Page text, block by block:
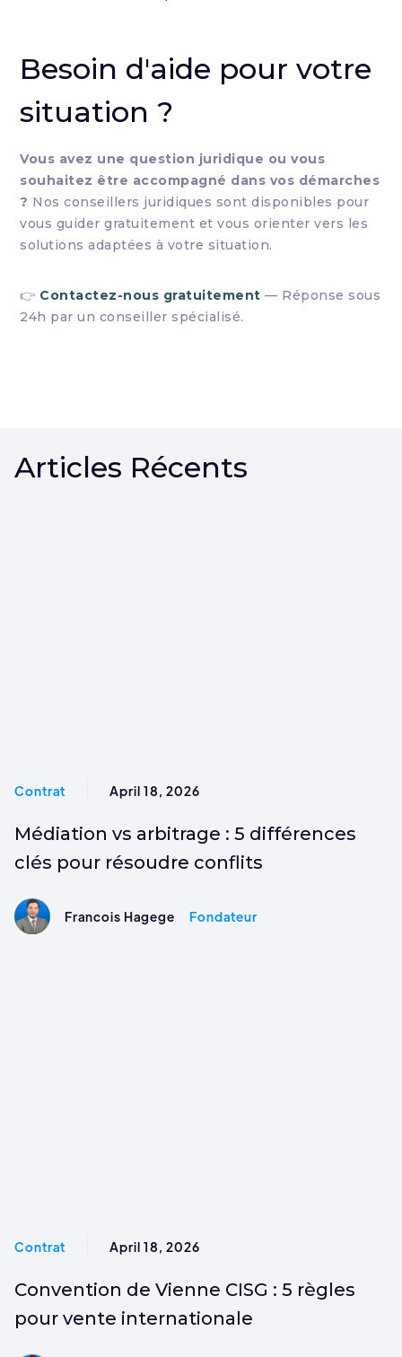
Besoin d'aide pour votre
situation ?
Vous avez une question juridique ou vous
souhaitez être accompagné dans vos démarches
? Nos conseillers juridiques sont disponibles pour
vous guider gratuitement et vous orienter vers les
solutions adaptées à votre situation.
👉 Contactez-nous gratuitement — Réponse sous
24h par un conseiller spécialisé.
Articles Récents
Contrat April 18, 2026
Médiation vs arbitrage : 5 différences
clés pour résoudre conflits
Francois Hagege Fondateur
Contrat April 18, 2026
Convention de Vienne CISG : 5 règles
pour vente internationale